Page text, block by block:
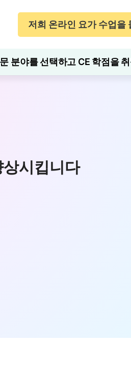
저희 온라인 요가 수업을
분야를 선택하고 CE 학점을
시킵니다